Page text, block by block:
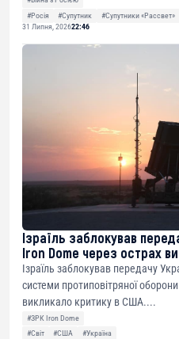
#Росія
#Супутник #Супутники «Рассвет»
31 Липня, 202622:46
Ізраїль заблокував
Iron Dome через острах
Ізраїль заблокував передачу
системи протиповітряної
викликало критику в США....
#ЗРК Iron Dome
#Світ
#США
#Україна